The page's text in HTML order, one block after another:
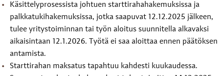
Käsittelyprosessista johtuen starttirahahakemuksissa ja
palkkatukihakemuksissa, jotka saapuvat 12.12.2025 jälkeen,
tulee yritystoiminnan tai työn aloitus suunnitella alkavaksi
aikaisintaan 12.1.2026. Työtä ei saa aloittaa ennen päätöksen
antamista.
Starttirahan maksatus tapahtuu kahdesti kuukaudessa.